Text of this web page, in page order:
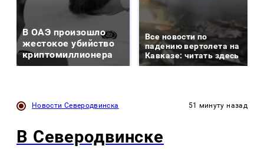
В ОАЭ произошло
жестокое убийство
криптомиллионера
Все новости по
падению вертолета на
Кавказе: читать здесь
Новости Северодвинска 51 минуту назад
В Северодвинске